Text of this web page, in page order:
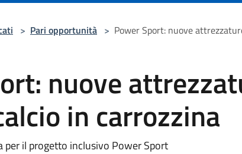
> Pari opportunità > Power Sport: nuove
nuove
in carrozzina
il progetto inclusivo Power Sport